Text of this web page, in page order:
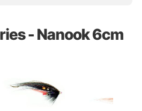
- Nanook 6cm